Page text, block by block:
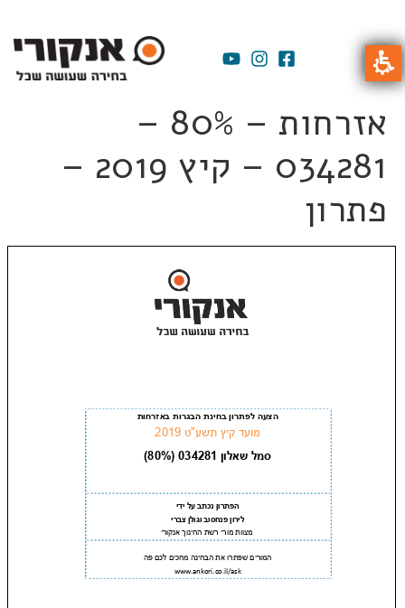
אזרחות – 80% –
034281 – קיץ 2019 –
פתרון